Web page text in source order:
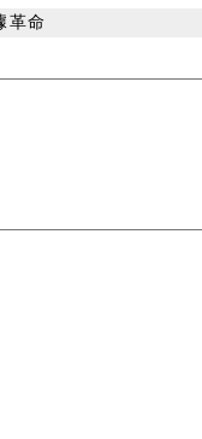
革命